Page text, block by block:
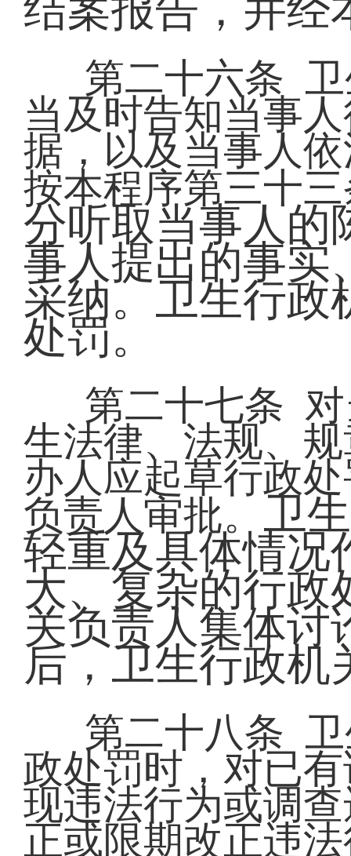
结案报告，并经
第二十六条
当及时告知当事
据，以及当事人
按本程序第三十
分听取当事人的
事人提出的事实
采纳。卫生行政
处罚。
第二十七条
生法律、法规、
办人应起草行政
负责人审批。
卫
轻重及具体情况
大、复杂的行政
关负责人集体讨
后，卫生行政机
第二十八条
政处罚时，对已
现违法行为或调
正或限期改正违